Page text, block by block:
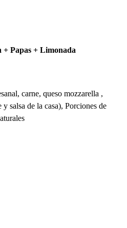
+ Papas + Limonada
carne, queso mozzarella ,
salsa de la casa), Porciones de